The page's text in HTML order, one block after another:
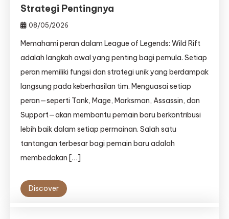
Strategi Pentingnya
08/05/2026
Memahami peran dalam League of Legends: Wild Rift
adalah langkah awal yang penting bagi pemula. Setiap
peran memiliki fungsi dan strategi unik yang berdampak
langsung pada keberhasilan tim. Menguasai setiap
peran—seperti Tank, Mage, Marksman, Assassin, dan
Support—akan membantu pemain baru berkontribusi
lebih baik dalam setiap permainan. Salah satu
tantangan terbesar bagi pemain baru adalah
membedakan […]
Discover